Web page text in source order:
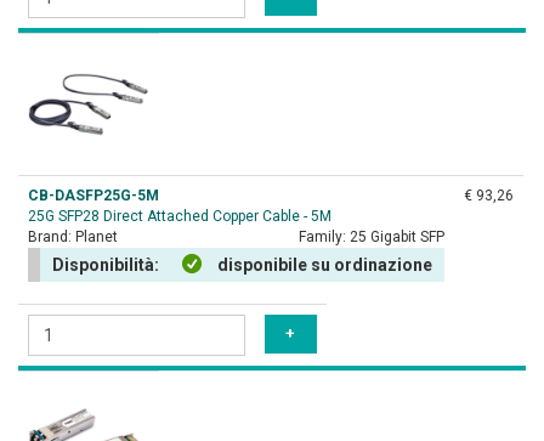
CB-DASFP25G-5M
25G SFP28 Direct Attached Copper Cable - 5M
Brand: Planet Family: 25 Gigabit SFP
Disponibilità: disponibile su ordinazione
€ 93,26